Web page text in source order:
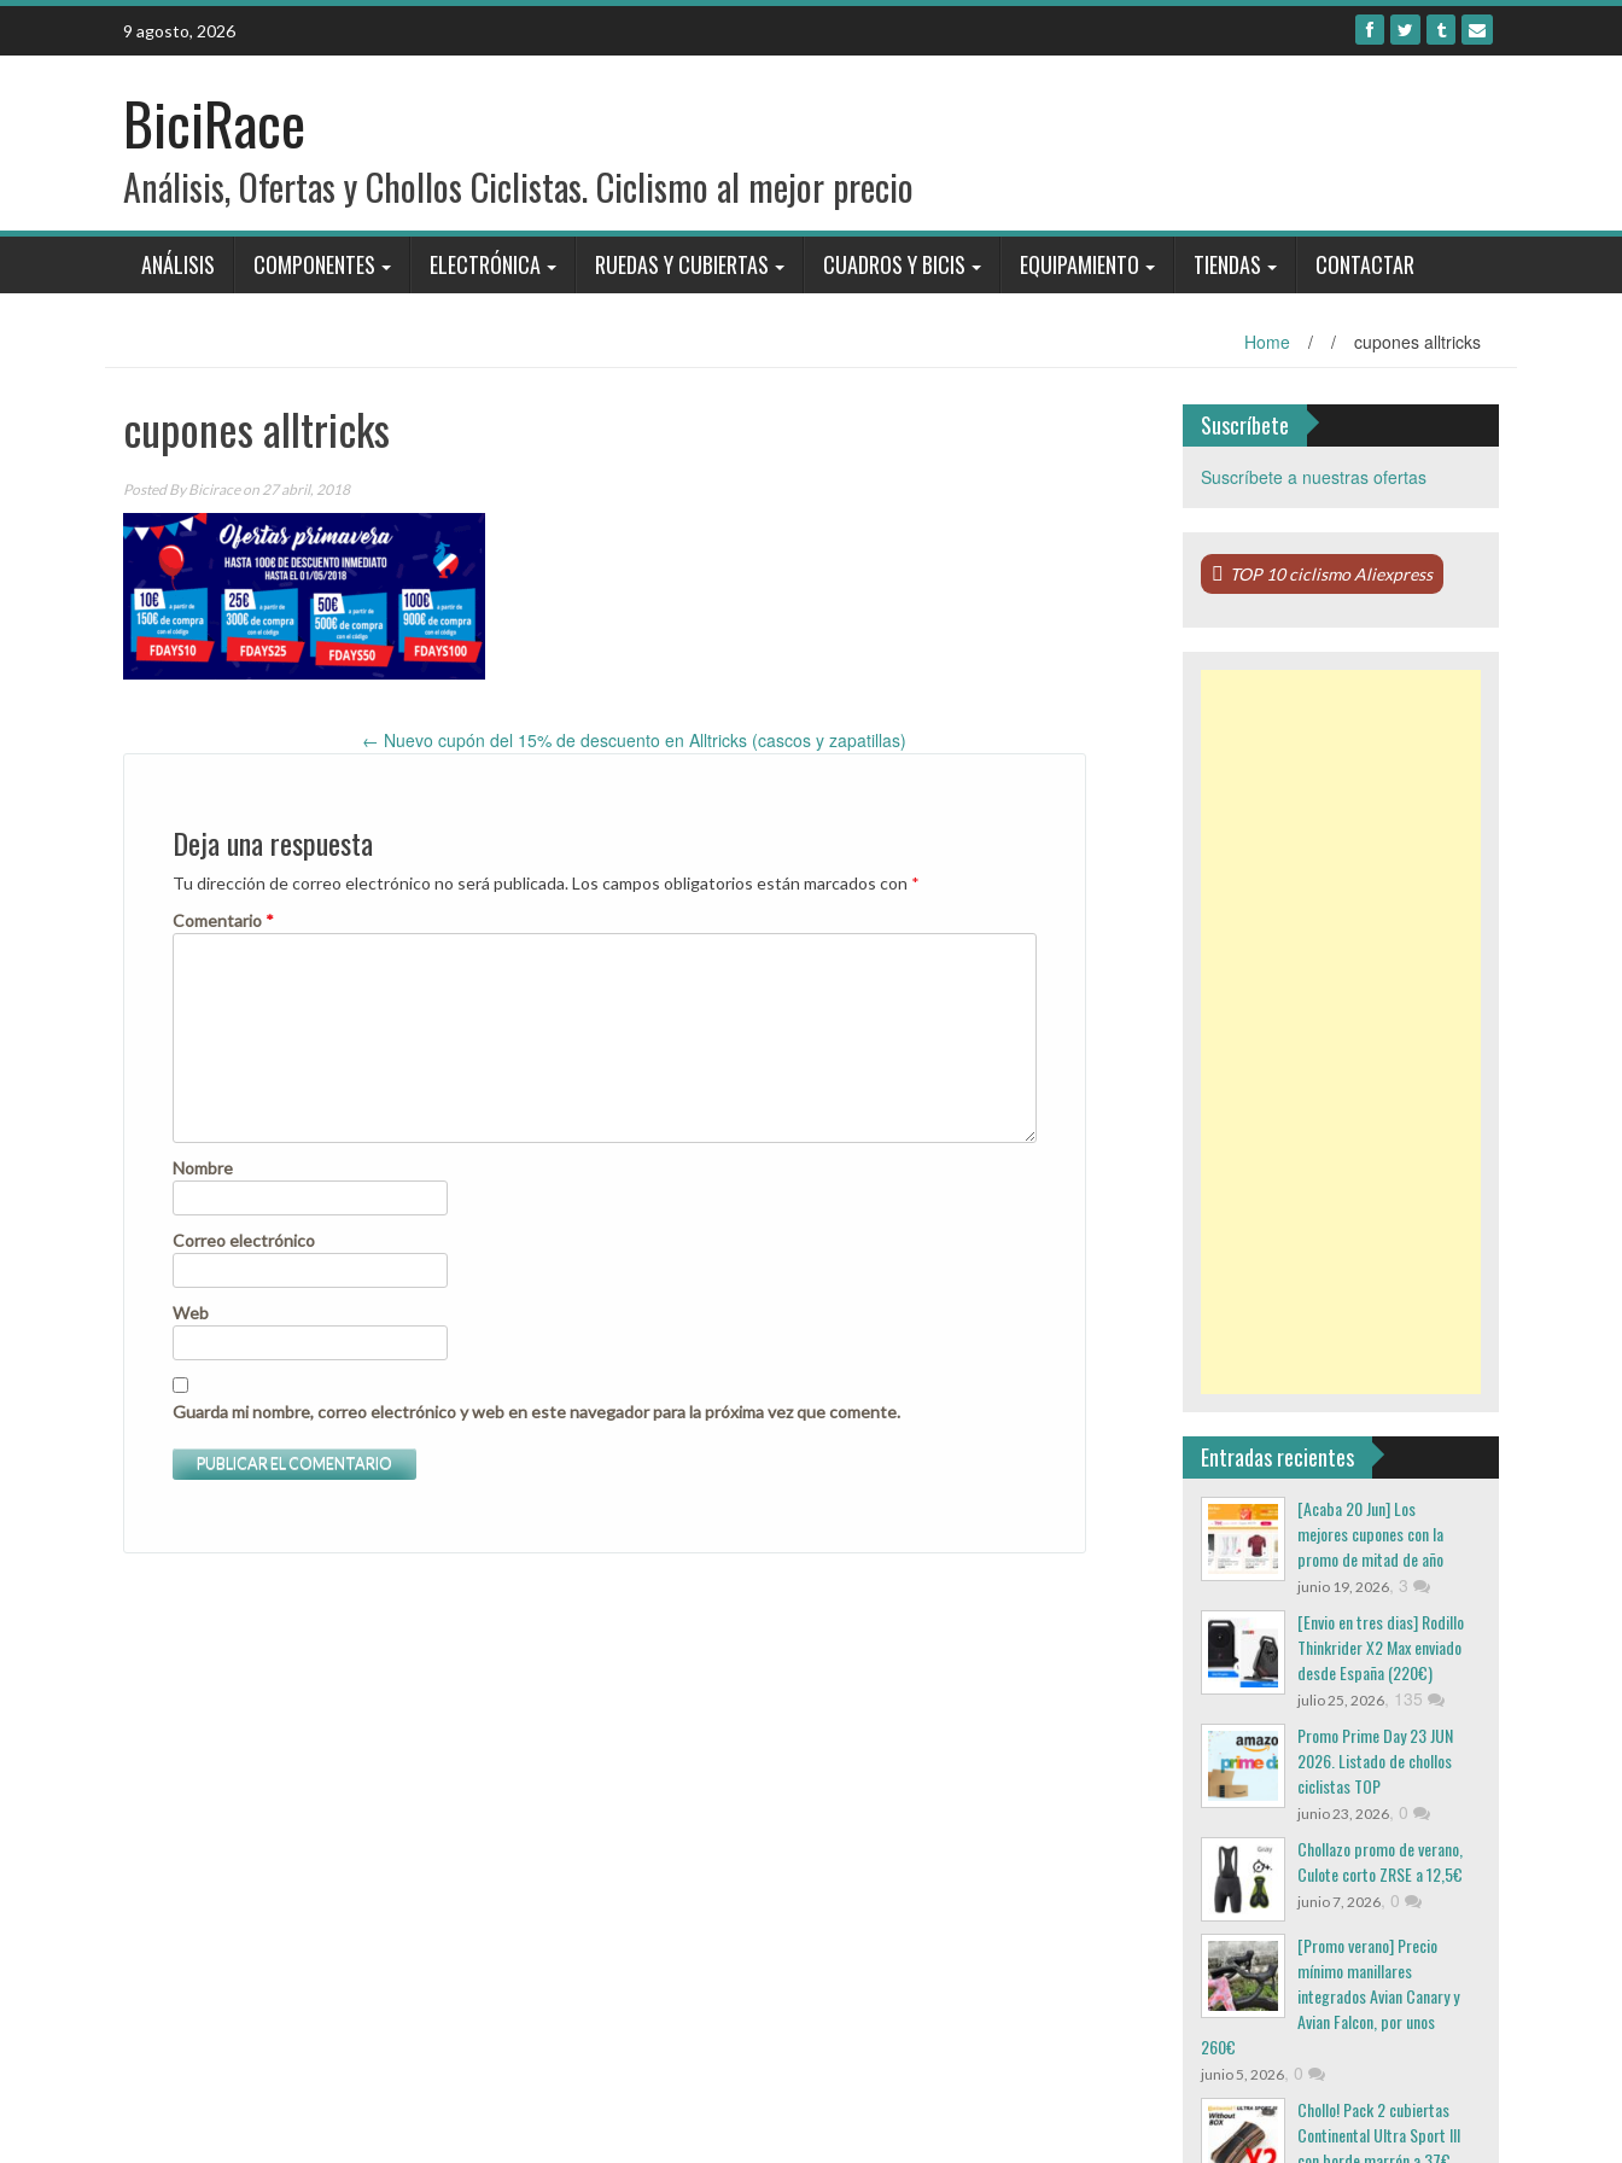
Skip
content
9 agosto, 2026
BiciRace
Análisis, Ofertas y Chollos Ciclistas. Ciclismo al mejor precio
ANÁLISIS COMPONENTES ELECTRÓNICA RUEDAS Y CUBIERTAS CUADROS Y BICIS EQUIPAMIENTO TIENDAS CONTACTAR
Home / / cupones alltricks
cupones alltricks
Posted ByBiciraceon 27 abril, 2018
Post
navigation
← Nuevo cupón del 15% de descuento en Alltricks (cascos y zapatillas)
Deja una respuesta
Tu dirección de correo electrónico no será publicada.Los campos obligatorios están marcados con *
Comentario *
Nombre
Correo electrónico
Web
Guarda mi nombre, correo electrónico y web en este navegador para la próxima vez que comente.
Suscríbete
Suscríbete a nuestras ofertas
TOP 10 ciclismo Aliexpress
Entradas recientes
[Acaba 20 Jun] Los
mejores cupones con la
promo de mitad de año
junio 19, 2026, 3
[Envio en tres dias] Rodillo
Thinkrider X2 Max enviado
desde España (220€)
julio 25, 2026, 135
Promo Prime Day 23 JUN
2026. Listado de chollos
ciclistas TOP
junio 23, 2026, 0
Chollazo promo de verano,
Culote corto ZRSE a 12,5€
junio 7, 2026, 0
[Promo verano] Precio
mínimo manillares
integrados Avian Canary y
Avian Falcon, por unos
260€
junio 5, 2026, 0
Chollo! Pack 2 cubiertas
Continental Ultra Sport III